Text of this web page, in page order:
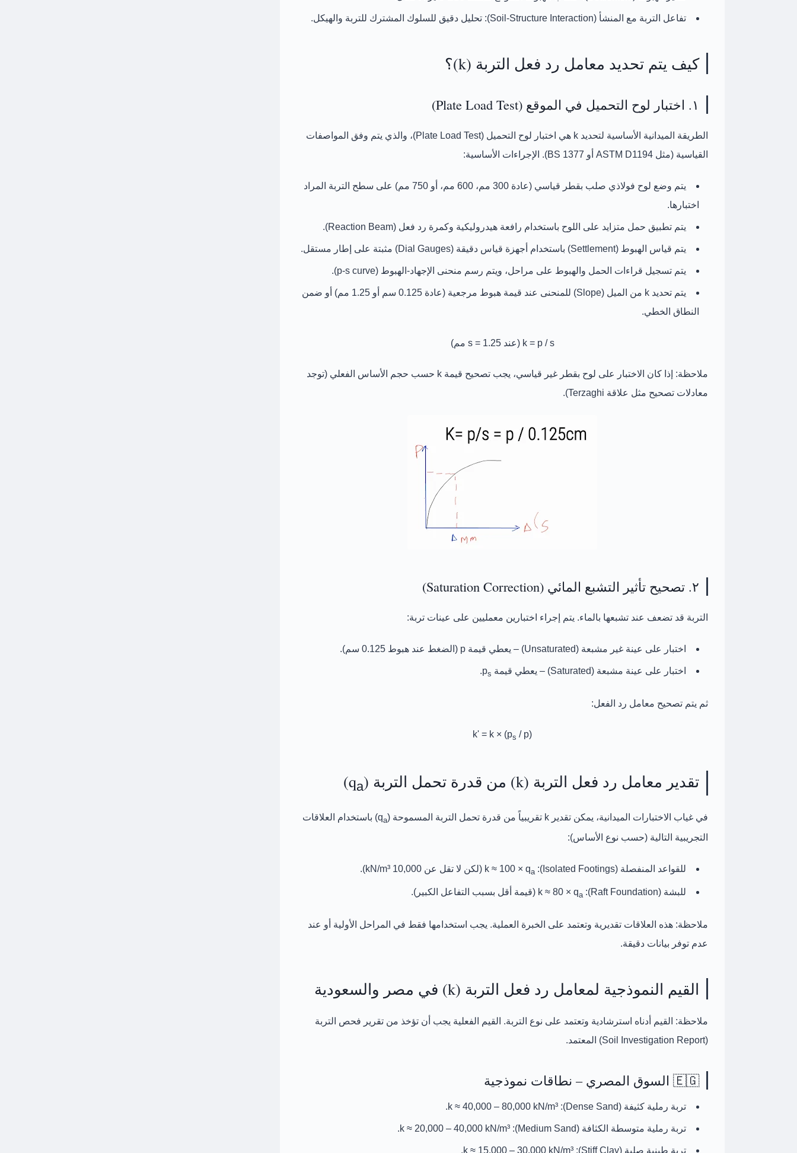
تفاعل التربة مع المنشأ (Soil-Structure Interaction): تحليل دقيق للسلوك المشترك للتربة والهيكل.
كيف يتم تحديد معامل رد فعل التربة (k)؟
١. اختبار لوح التحميل في الموقع (Plate Load Test)
الطريقة الميدانية الأساسية لتحديد k هي اختبار لوح التحميل (Plate Load Test)
، والذي يتم وفق المواصفات
القياسية (مثل ASTM D1194 أو BS 1377). الإجراءات الأساسية:
يتم وضع لوح فولاذي صلب
بقطر قياسي (عادة 300 مم، 600 مم، أو 750 مم) على سطح التربة المراد
اختبارها.
يتم تطبيق حمل متزايد على اللوح باستخدام رافعة هيدروليكية وكمرة رد فعل (Reaction Beam).
يتم قياس الهبوط (Settlement) باستخدام أجهزة قياس دقيقة (Dial Gauges) مثبتة على إطار مستقل.
يتم تسجيل قراءات الحمل والهبوط على مراحل، ويتم رسم منحنى الإجهاد-الهبوط (p-s curve) .
يتم تحديد k
من الميل (Slope) للمنحنى عند قيمة هبوط مرجعية (عادة 0.125 سم أو 1.25 مم) أو ضمن
النطاق الخطي.
k = p / s (عند s = 1.25 مم)
ملاحظة:
إذا كان الاختبار على لوح بقطر غير قياسي، يجب تصحيح قيمة k حسب حجم الأساس الفعلي (توجد
معادلات تصحيح مثل علاقة Terzaghi).
٢. تصحيح تأثير التشبع المائي (Saturation Correction)
التربة قد تضعف عند تشبعها بالماء. يتم إجراء اختبارين معمليين على عينات تربة:
اختبار على عينة غير مشبعة (Unsaturated) – يعطي قيمة p (الضغط عند هبوط 0.125 سم).
اختبار على عينة مشبعة (Saturated) – يعطي قيمة p s
.
ثم يتم تصحيح معامل رد الفعل:
k' = k × (ps / p)
تقدير معامل رد فعل التربة (k) من قدرة تحمل التربة (q a
)
في غياب الاختبارات الميدانية، يمكن تقدير k تقريبياً من قدرة تحمل التربة المسموحة (qa
) باستخدام العلاقات
التجريبية التالية (حسب نوع الأساس):
للقواعد المنفصلة (Isolated Footings): 100 × qa (لكن لا تقل عن 10,000 kN/m³).
للبشة (Raft Foundation): 80 × qa (قيمة أقل بسبب التفاعل الكبير).
ملاحظة: هذه العلاقات تقديرية وتعتمد على الخبرة العملية. يجب استخدامها فقط في المراحل الأولية أو عند
عدم توفر بيانات دقيقة.
القيم النموذجية لمعامل رد فعل التربة (k) في مصر والسعودية
ملاحظة: القيم أدناه استرشادية وتعتمد على نوع التربة. القيم الفعلية يجب أن تؤخذ من تقرير فحص التربة
(Soil Investigation Report)
المعتمد.
🇪🇬 السوق المصري – نطاقات نموذجية
تربة رملية كثيفة (Dense Sand): 40,000 – 80,000 kN/m³
.
تربة رملية متوسطة الكثافة (Medium Sand): 20,000 – 40,000 kN/m³
.
تربة طينية صلبة (Stiff Clay): 15,000 – 30,000 kN/m³
.